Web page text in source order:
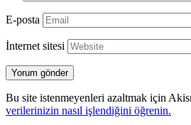
E-posta
İnternet sitesi
Bu site istenmeyenleri azaltmak için
verilerinizin nasıl işlendiğini öğrenin.